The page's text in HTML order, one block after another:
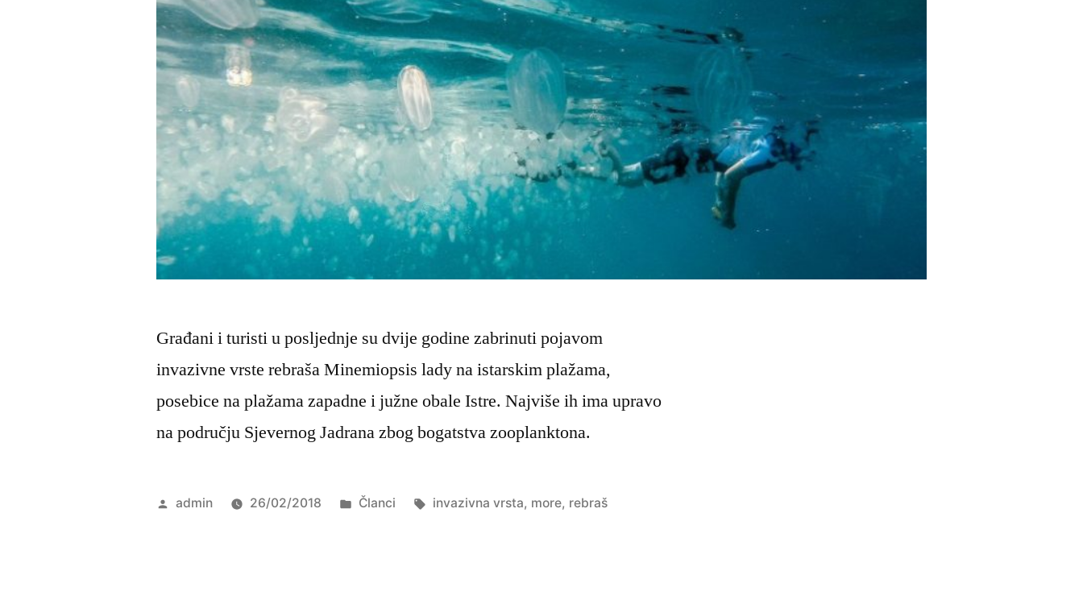
Građani i turisti u posljednje su dvije godine zabrinuti pojavom
invazivne vrste rebraša Minemiopsis lady na istarskim plažama,
posebice na plažama zapadne i južne obale Istre. Najviše ih ima upravo
na području Sjevernog Jadrana zbog bogatstva zooplanktona.
Objavio
admin 26/02/2018
Objavljeno
Članci Oznake:
invazivna vrsta, more, rebraš